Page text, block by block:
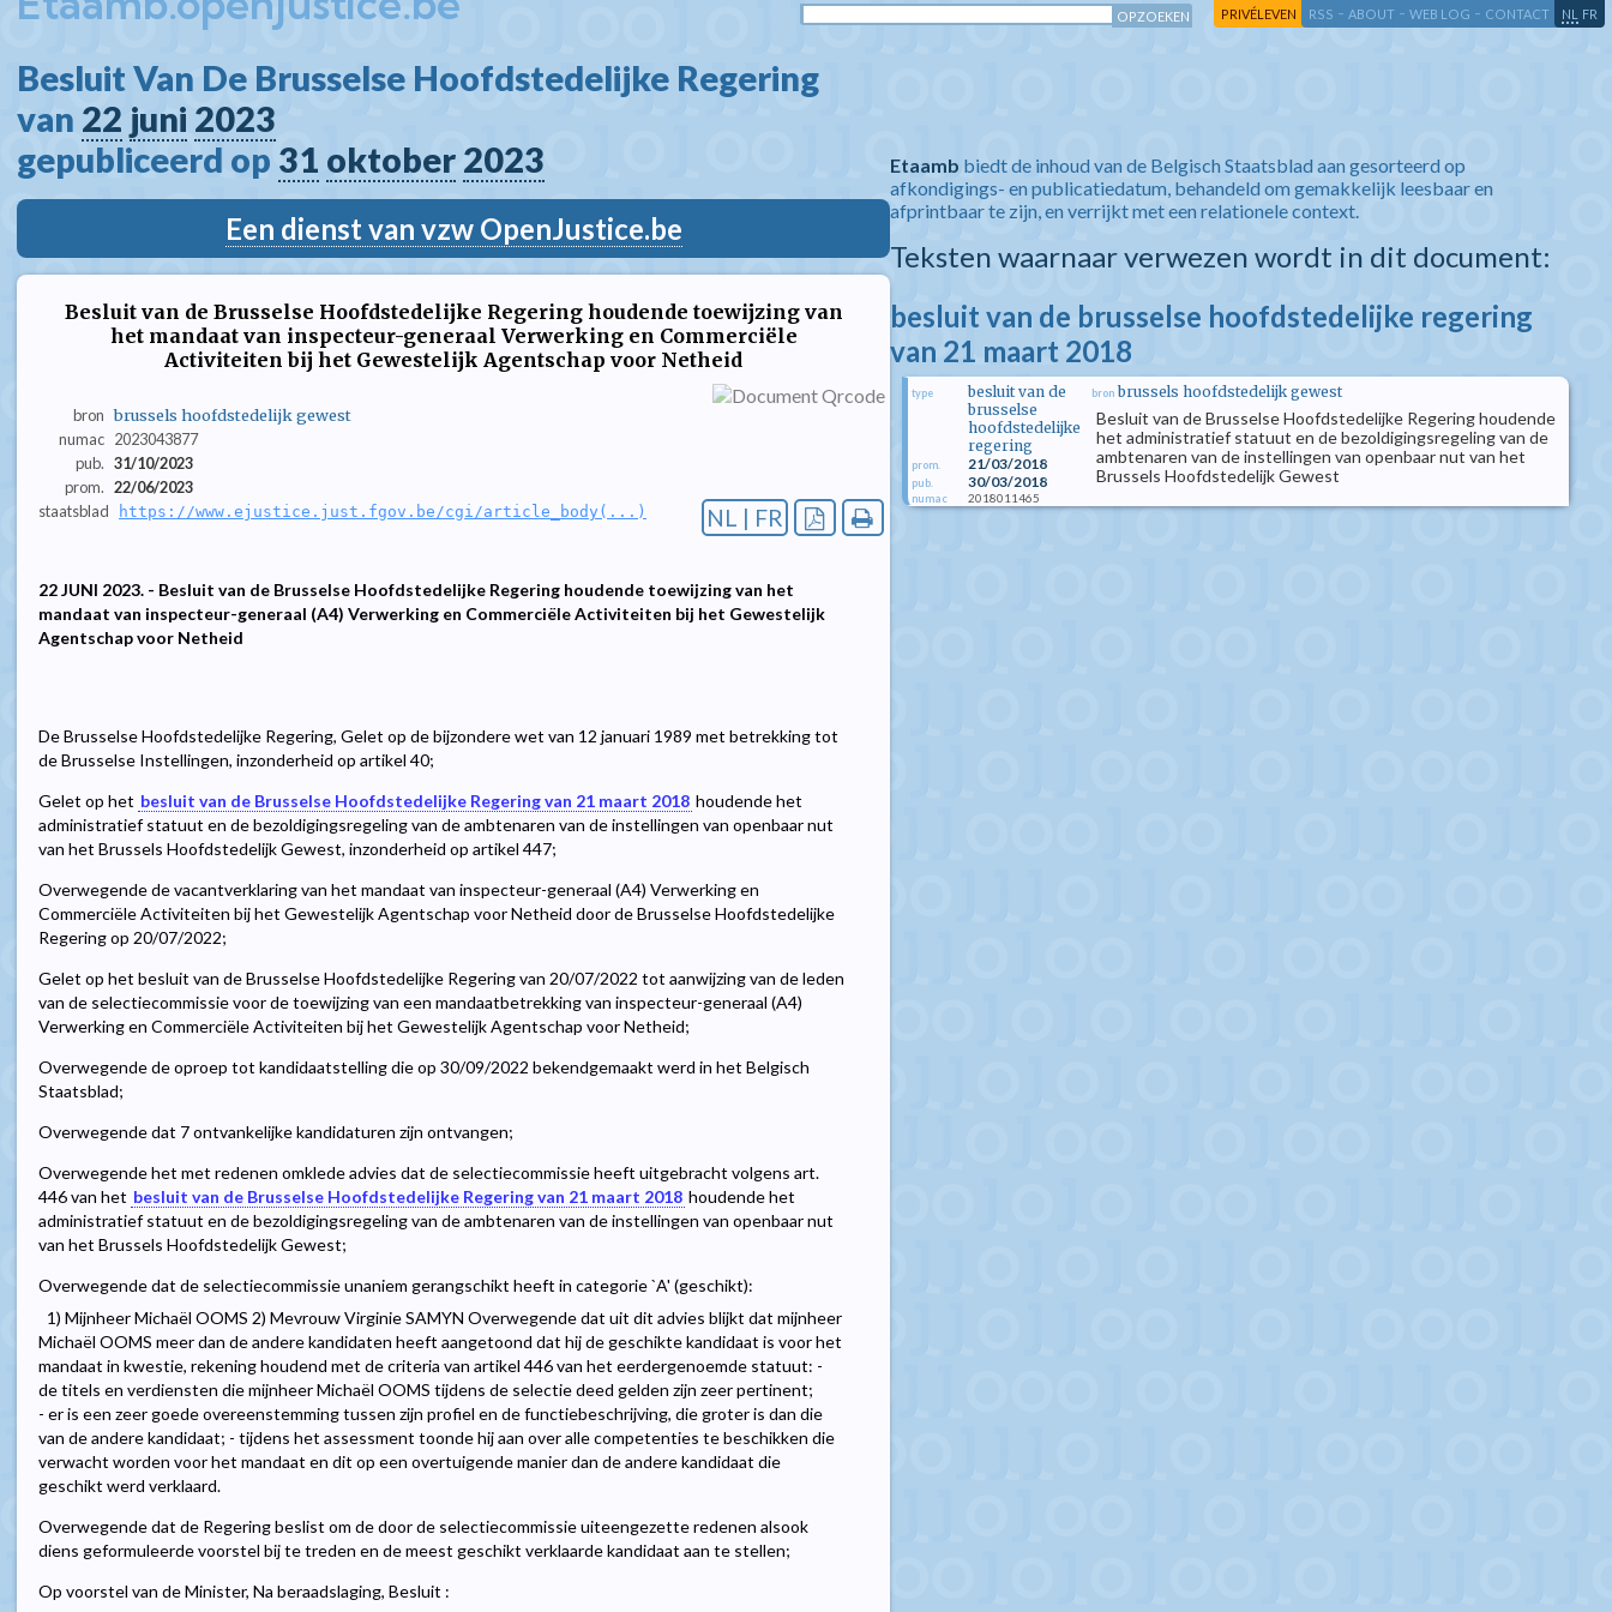
PRIVÉLEVEN RSS - ABOUT - WEB LOG - CONTACT NL FR
Besluit Van De Brusselse Hoofdstedelijke Regering
van 22 juni 2023
gepubliceerd op 31 oktober 2023
Een dienst van vzw OpenJustice.be
Besluit van de Brusselse Hoofdstedelijke Regering houdende toewijzing van
het mandaat van inspecteur-generaal Verwerking en Commerciële
Activiteiten bij het Gewestelijk Agentschap voor Netheid
bron brussels hoofdstedelijk gewest
numac 2023043877
pub. 31/10/2023
prom. 22/06/2023
staatsblad
https://www.ejustice.just.fgov.be/cgi/article_body(...) NL | FR
22 JUNI 2023. - Besluit van de Brusselse Hoofdstedelijke Regering houdende toewijzing van het
mandaat van inspecteur-generaal (A4) Verwerking en Commerciële Activiteiten bij het Gewestelijk
Agentschap voor Netheid
De Brusselse Hoofdstedelijke Regering, Gelet op de bijzondere wet van 12 januari 1989 met betrekking tot
de Brusselse Instellingen, inzonderheid op artikel 40;
Gelet op het besluit van de Brusselse Hoofdstedelijke Regering van 21 maart 2018 houdende het
administratief statuut en de bezoldigingsregeling van de ambtenaren van de instellingen van openbaar nut
van het Brussels Hoofdstedelijk Gewest, inzonderheid op artikel 447;
Overwegende de vacantverklaring van het mandaat van inspecteur-generaal (A4) Verwerking en
Commerciële Activiteiten bij het Gewestelijk Agentschap voor Netheid door de Brusselse Hoofdstedelijke
Regering op 20/07/2022;
Gelet op het besluit van de Brusselse Hoofdstedelijke Regering van 20/07/2022 tot aanwijzing van de leden
van de selectiecommissie voor de toewijzing van een mandaatbetrekking van inspecteur-generaal (A4)
Verwerking en Commerciële Activiteiten bij het Gewestelijk Agentschap voor Netheid;
Overwegende de oproep tot kandidaatstelling die op 30/09/2022 bekendgemaakt werd in het Belgisch
Staatsblad;
Overwegende dat 7 ontvankelijke kandidaturen zijn ontvangen;
Overwegende het met redenen omklede advies dat de selectiecommissie heeft uitgebracht volgens art.
446 van het besluit van de Brusselse Hoofdstedelijke Regering van 21 maart 2018 houdende het
administratief statuut en de bezoldigingsregeling van de ambtenaren van de instellingen van openbaar nut
van het Brussels Hoofdstedelijk Gewest;
Overwegende dat de selectiecommissie unaniem gerangschikt heeft in categorie `A' (geschikt):
1) Mijnheer Michaël OOMS 2) Mevrouw Virginie SAMYN Overwegende dat uit dit advies blijkt dat mijnheer
Michaël OOMS meer dan de andere kandidaten heeft aangetoond dat hij de geschikte kandidaat is voor het
mandaat in kwestie, rekening houdend met de criteria van artikel 446 van het eerdergenoemde statuut: -
de titels en verdiensten die mijnheer Michaël OOMS tijdens de selectie deed gelden zijn zeer pertinent;
- er is een zeer goede overeenstemming tussen zijn profiel en de functiebeschrijving, die groter is dan die
van de andere kandidaat; - tijdens het assessment toonde hij aan over alle competenties te beschikken die
verwacht worden voor het mandaat en dit op een overtuigende manier dan de andere kandidaat die
geschikt werd verklaard.
Overwegende dat de Regering beslist om de door de selectiecommissie uiteengezette redenen alsook
diens geformuleerde voorstel bij te treden en de meest geschikt verklaarde kandidaat aan te stellen;
Op voorstel van de Minister, Na beraadslaging, Besluit :
Etaamb biedt de inhoud van de Belgisch Staatsblad aan gesorteerd op
afkondigings- en publicatiedatum, behandeld om gemakkelijk leesbaar en
afprintbaar te zijn, en verrijkt met een relationele context.
Teksten waarnaar verwezen wordt in dit document:
besluit van de brusselse hoofdstedelijke regering
van 21 maart 2018
type
besluit van de
brusselse
hoofdstedelijke
regering
prom. 21/03/2018
pub. 30/03/2018
numac 2018011465
bron brussels hoofdstedelijk gewest
Besluit van de Brusselse Hoofdstedelijke Regering houdende
het administratief statuut en de bezoldigingsregeling van de
ambtenaren van de instellingen van openbaar nut van het
Brussels Hoofdstedelijk Gewest